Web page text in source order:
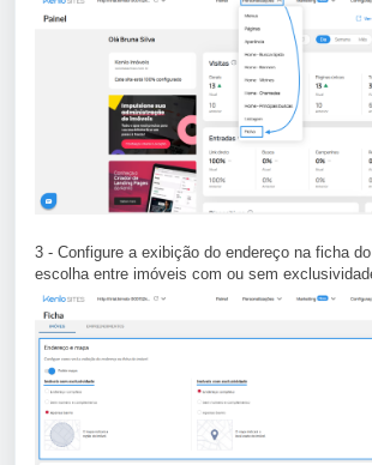
3 - Configure a exibição do endereço na ficha
escolha entre imóveis com ou sem